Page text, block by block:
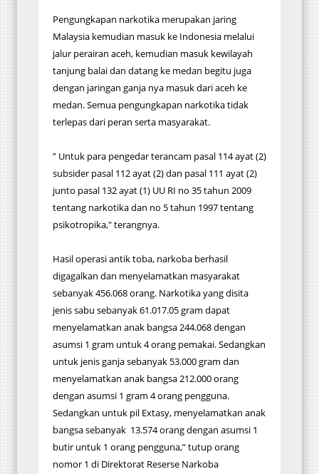
Pengungkapan narkotika merupakan jaring
Malaysia kemudian masuk ke Indonesia melalui
jalur perairan aceh, kemudian masuk kewilayah
tanjung balai dan datang ke medan begitu juga
dengan jaringan ganja nya masuk dari aceh ke
medan. Semua pengungkapan narkotika tidak
terlepas dari peran serta masyarakat.
” Untuk para pengedar terancam pasal 114 ayat (2)
subsider pasal 112 ayat (2) dan pasal 111 ayat (2)
junto pasal 132 ayat (1) UU RI no 35 tahun 2009
tentang narkotika dan no 5 tahun 1997 tentang
psikotropika," terangnya.
Hasil operasi antik toba, narkoba berhasil
digagalkan dan menyelamatkan masyarakat
sebanyak 456.068 orang. Narkotika yang disita
jenis sabu sebanyak 61.017.05 gram dapat
menyelamatkan anak bangsa 244.068 dengan
asumsi 1 gram untuk 4 orang pemakai. Sedangkan
untuk jenis ganja sebanyak 53.000 gram dan
menyelamatkan anak bangsa 212.000 orang
dengan asumsi 1 gram 4 orang pengguna.
Sedangkan untuk pil Extasy, menyelamatkan anak
bangsa sebanyak 13.574 orang dengan asumsi 1
butir untuk 1 orang pengguna,” tutup orang
nomor 1 di Direktorat Reserse Narkoba